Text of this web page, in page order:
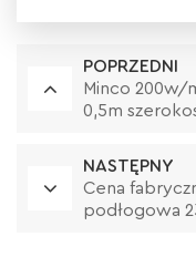
POPRZEDNI
Minco 200w/
0,5m
NASTĘPNY
Cena
podłogowa